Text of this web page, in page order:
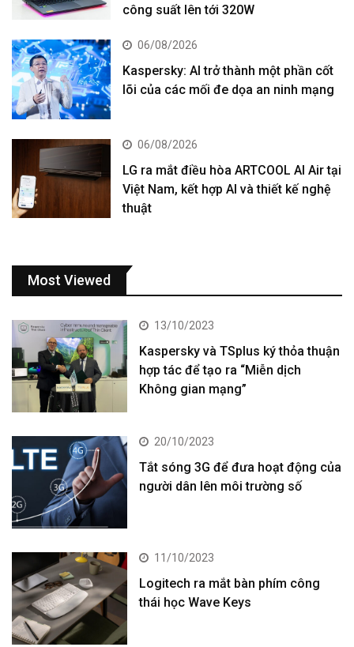
công suất lên tới 320W
06/08/2026
Kaspersky: AI trở thành một phần cốt
lõi của các mối đe dọa an ninh mạng
06/08/2026
LG ra mắt điều hòa ARTCOOL AI Air tại
Việt Nam, kết hợp AI và thiết kế nghệ
thuật
Most Viewed
13/10/2023
Kaspersky và TSplus ký thỏa thuận
hợp tác để tạo ra “Miễn dịch
Không gian mạng”
20/10/2023
Tắt sóng 3G để đưa hoạt động của
người dân lên môi trường số
11/10/2023
Logitech ra mắt bàn phím công
thái học Wave Keys